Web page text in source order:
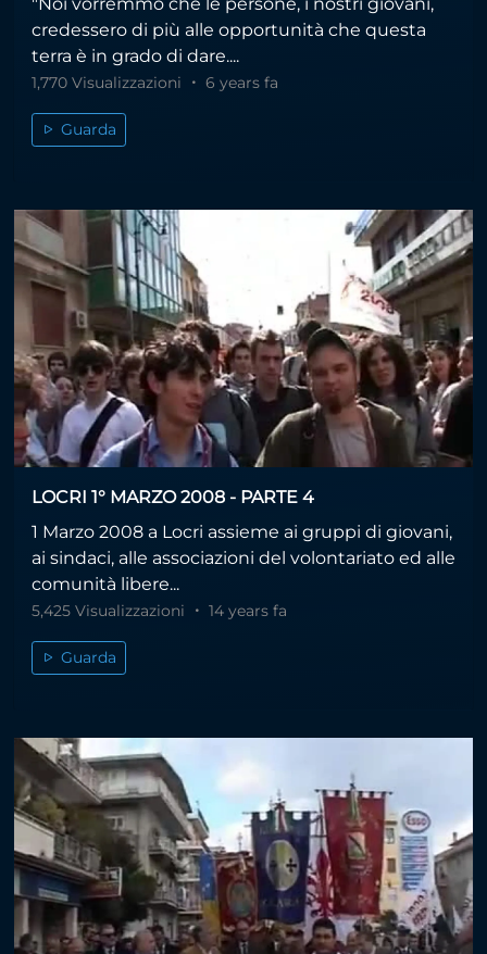
credessero di più alle opportunità che questa
terra è in grado di dare....
1,770 Visualizzazioni 6 years fa
Guarda
LOCRI 1° MARZO 2008 - PARTE 4
1 Marzo 2008 a Locri assieme ai gruppi di giovani,
ai sindaci, alle associazioni del volontariato ed alle
comunità libere...
5,425 Visualizzazioni 14 years fa
Guarda